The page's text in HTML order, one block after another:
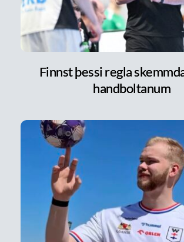
Finnst þessi regla
handboltanum